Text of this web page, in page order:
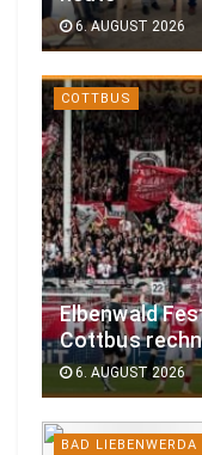
6. AUGUST 2026
COTTBUS
Elbenwald
Cottbus
6. AUGUST 2026
BAD LIEBENWERDA